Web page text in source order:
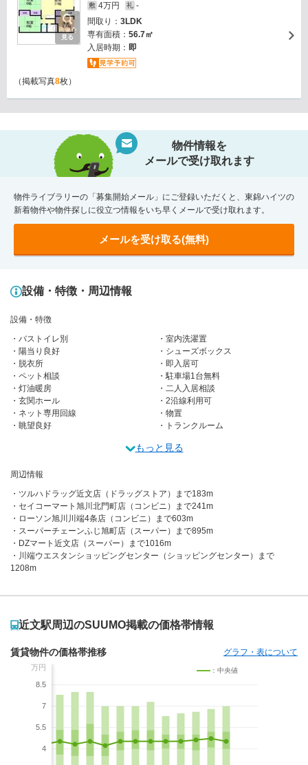
画像を
見る
敷 4万円 礼 -
間取り： 3LDK
専有面積： 56.7㎡
入居時期： 即
（掲載写真8枚）
物件情報を
メールで受け取れます
物件ライブラリーの「募集開始メール」にご登録いただくと、東錦ハイツの
新着物件や物件探しに役立つ情報をいち早くメールで受け取れます。
メールを受け取る(無料)
設備・特徴・周辺情報
設備・特徴
バストイレ別
室内洗濯置
陽当り良好
シューズボックス
脱衣所
即入居可
ペット相談
駐車場1台無料
灯油暖房
二人入居相談
玄関ホール
2沿線利用可
ネット専用回線
物置
眺望良好
トランクルーム
もっと見る
周辺情報
ツルハドラッグ近文店（ドラッグストア）まで183m
セイコーマート旭川北門町店（コンビニ）まで241m
ローソン旭川川端4条店（コンビニ）まで603m
スーパーチェーンふじ旭町店（スーパー）まで895m
DZマート近文店（スーパー）まで1016m
川端ウエスタンショッピングセンター（ショッピングセンター）まで
1208m
近文駅周辺のSUUMO掲載の価格帯情報
賃貸物件の価格帯推移 グラフ・表について
万円
8.5
7
5.5
4
：中央値